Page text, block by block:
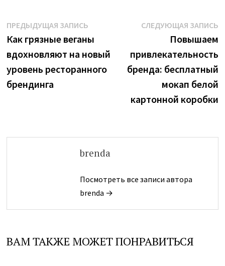
Навигация
по
записям
ПРЕДЫДУЩАЯ ЗАПИСЬ
запись:
Как грязные веганы
вдохновляют на новый
уровень ресторанного
брендинга
СЛЕДУЮЩАЯ ЗАПИСЬ
Повышаем
привлекательность
бренда: бесплатный
мокап белой
картонной коробки
brenda
Посмотреть все записи автора
brenda →
ВАМ ТАКЖЕ МОЖЕТ ПОНРАВИТЬСЯ